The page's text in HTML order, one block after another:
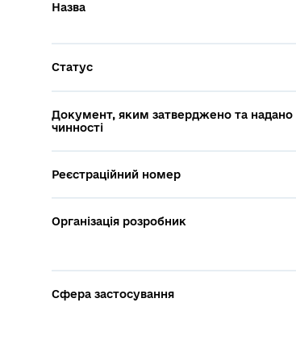
Назва
Статус
Документ, яким затверджено та надано
чинності
Реєстраційний номер
Організація розробник
Сфера застосування